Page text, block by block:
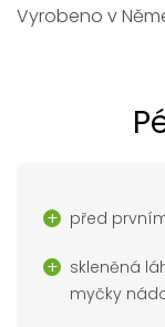
Vyrobeno v
před
skleněná
myčky